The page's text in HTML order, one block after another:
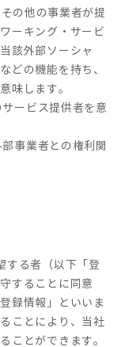
の他の事業者が提
ーキング・サービ
該外部ソーシャ
どの機能を持ち、
味します。
ービス提供者を意
事業者との権利関
する者（以下「登
することに同意
録情報」といいま
ことにより、当社
ことができます。